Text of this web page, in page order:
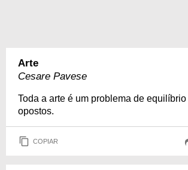
Arte
Cesare Pavese
Toda a arte é um problema de
opostos.
COPIAR